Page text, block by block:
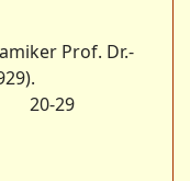
Prof. Dr.-
20-29